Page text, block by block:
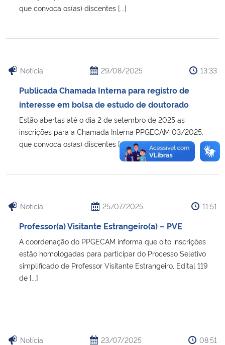
que convoca os(as) discentes [...]
Notícia 29/08/2025 13:33
Publicada Chamada Interna para registro de
interesse em bolsa de estudo de doutorado
Estão abertas até o dia 2 de setembro de 2025 as
inscrições para a Chamada Interna PPGECAM 03/2025,
que convoca os(as) discentes [...]
Notícia 25/07/2025 11:51
Professor(a) Visitante Estrangeiro(a) – PVE
A coordenação do PPGECAM informa que oito inscrições
estão homologadas para participar do Processo Seletivo
simplificado de Professor Visitante Estrangeiro, Edital 119
de [...]
Notícia 23/07/2025 08:51